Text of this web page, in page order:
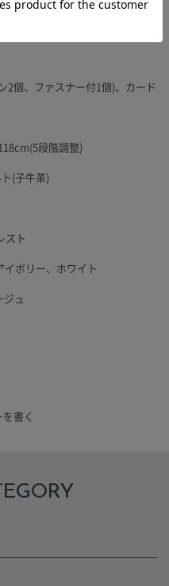
2個、ファスナー付1個)、カード
段階調整)
(子牛革)
スト
ボリー、ホワイト
ュ
書く